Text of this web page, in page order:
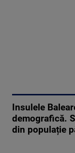
Insulele
demografică.
din populație